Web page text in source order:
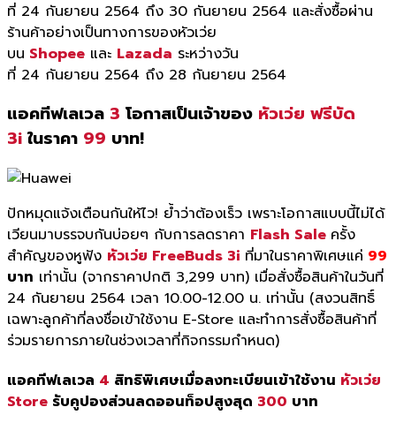
ที่ 24 กันยายน 2564 ถึง 30 กันยายน 2564 และสั่งซื้อผ่าน
ร้านค้าอย่างเป็นทางการของหัวเว่ย
บน Shopee และ Lazada ระหว่างวัน
ที่ 24 กันยายน 2564 ถึง 28 กันยายน 2564
แอคทีฟเลเวล 3 โอกาสเป็นเจ้าของ หัวเว่ย ฟรีบัด
3i ในราคา 99 บาท!
ปักหมุดแจ้งเตือนกันให้ไว! ย้ำว่าต้องเร็ว เพราะโอกาสแบบนี้ไม่ได้
เวียนมาบรรจบกันบ่อยๆ กับการลดราคา Flash Sale ครั้ง
สำคัญของหูฟัง หัวเว่ย FreeBuds 3i ที่มาในราคาพิเศษแค่ 99
บาท เท่านั้น (จากราคาปกติ 3,299 บาท) เมื่อสั่งซื้อสินค้าในวันที่
24 กันยายน 2564 เวลา 10.00-12.00 น. เท่านั้น (สงวนสิทธิ์
เฉพาะลูกค้าที่ลงชื่อเข้าใช้งาน E-Store และทำการสั่งซื้อสินค้าที่
ร่วมรายการภายในช่วงเวลาที่กิจกรรมกำหนด)
แอคทีฟเลเวล 4 สิทธิพิเศษเมื่อลงทะเบียนเข้าใช้งาน หัวเว่ย
Store รับคูปองส่วนลดออนท็อปสูงสุด 300 บาท